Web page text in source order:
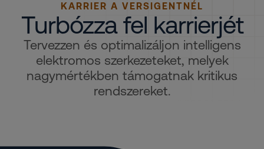
KARRIER A VERSIGENTNÉL
Turbózza fel karrierjét
Tervezzen és optimalizáljon intelligens
elektromos szerkezeteket, melyek
nagymértékben támogatnak kritikus
rendszereket.